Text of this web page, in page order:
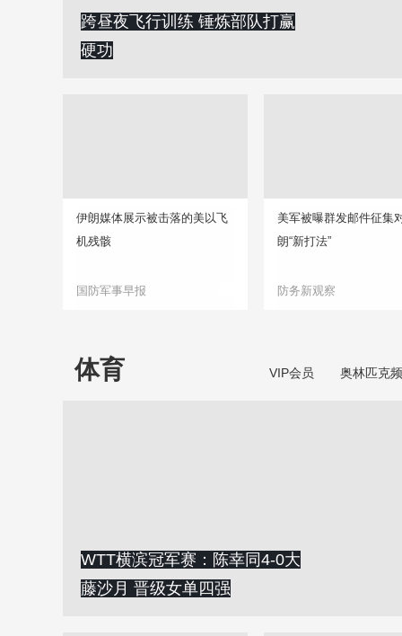
跨昼夜飞行训练 锤炼部队打赢
硬功
伊朗媒体展示被击落的美以飞
机残骸
国防军事早报
美军被曝群发邮件征集
朗“新打法”
防务新观察
体育 VIP会员 奥林匹克
WTT横滨冠军赛：陈幸同4-0大
藤沙月 晋级女单四强